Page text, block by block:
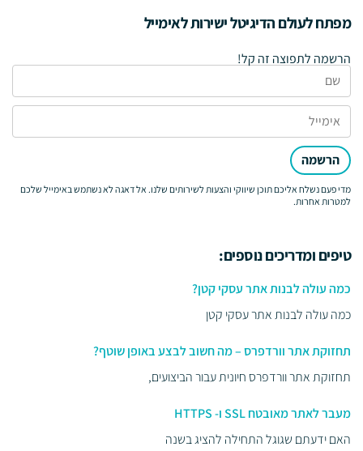
מפתח לעולם הדיגיטל ישירות לאימייל
הרשמה לתפוצה זה קל!
הרשמה
מדי פעם נשלח אליכם תוכן שיווקי והצעות לשירותים שלנו. אל דאגה לא נשתמש באימייל שלכם
למטרות אחרות.
טיפים ומדריכים נוספים:
כמה עולה לבנות אתר עסקי קטן?
כמה עולה לבנות אתר עסקי קטן
תחזוקת אתר וורדפרס – מה חשוב לבצע באופן שוטף?
תחזוקת אתר וורדפרס חיונית עבור הביצועים,
מעבר לאתר מאובטח SSL ו- HTTPS
האם ידעתם שגוגל התחילה להציג בשנה